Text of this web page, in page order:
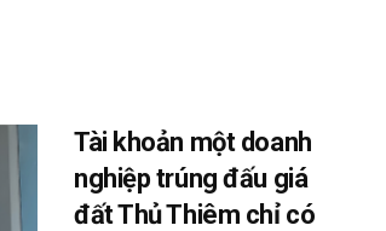
Tài khoản một doanh
nghiệp trúng đấu giá
đất Thủ Thiêm chỉ có